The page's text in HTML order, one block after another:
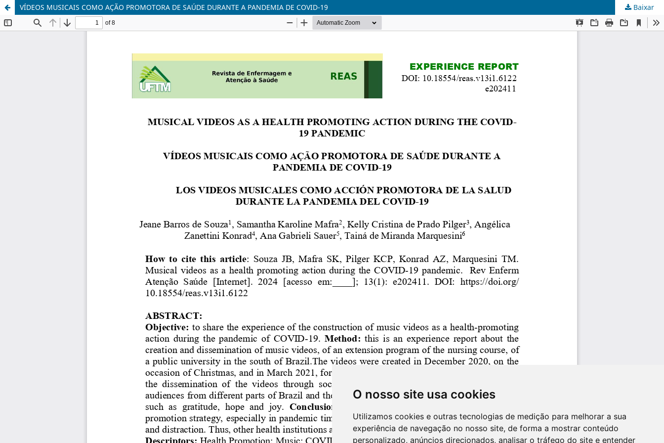
O nosso site usa cookies
Utilizamos cookies e outras tecnologias de medição para melhorar a sua
experiência de navegação no nosso site, de forma a mostrar conteúdo
personalizado, anúncios direcionados, analisar o tráfego do site e entender
VÍDEOS MUSICAIS COMO AÇÃO PROMOTORA DE SAÚDE DURANTE A PANDEMIA DE COVID-19 Baixar